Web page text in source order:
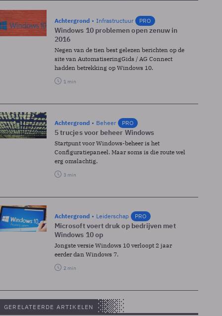
Achtergrond Infrastructuur PRO
Windows 10 problemen open zenuw in
2016
Negen van de tien best gelezen berichten op de
site van AutomatiseringGids / AG Connect
hadden betrekking op Windows 10.
1 min
Achtergrond Beheer PRO
5 trucjes voor beheer Windows
Startpunt voor Windows-beheer is het
Configuratiepaneel. Maar soms is die route wel
erg omslachtig.
3 min
Achtergrond Leiderschap PRO
Microsoft voert druk op bedrijven met
Windows 10 op
Jongste versie Windows 10 verloopt 2 jaar
eerder dan Windows 7.
2 min
GERELATEERDE ARTIKELEN